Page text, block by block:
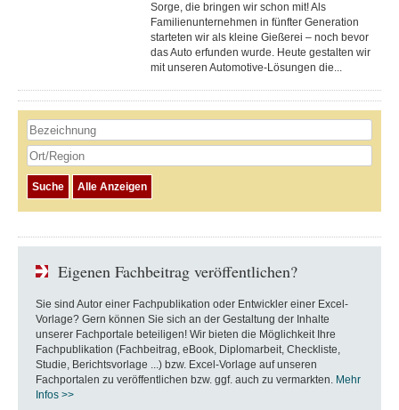
Sorge, die bringen wir schon mit! Als
Familienunternehmen in fünfter Generation
starteten wir als kleine Gießerei – noch bevor
das Auto erfunden wurde. Heute gestalten wir
mit unseren Automotive-Lösungen die...
Eigenen Fachbeitrag veröffentlichen?
Sie sind Autor einer Fachpublikation oder Entwickler einer Excel-
Vorlage? Gern können Sie sich an der Gestaltung der Inhalte
unserer Fachportale beteiligen! Wir bieten die Möglichkeit Ihre
Fachpublikation (Fachbeitrag, eBook, Diplomarbeit, Checkliste,
Studie, Berichtsvorlage ...) bzw. Excel-Vorlage auf unseren
Fachportalen zu veröffentlichen bzw. ggf. auch zu vermarkten. Mehr
Infos >>